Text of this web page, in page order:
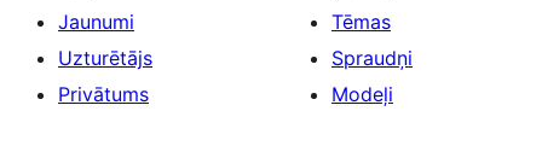
Jaunumi
Uzturētājs
Privātums
Tēmas
Spraudņi
Modeļi